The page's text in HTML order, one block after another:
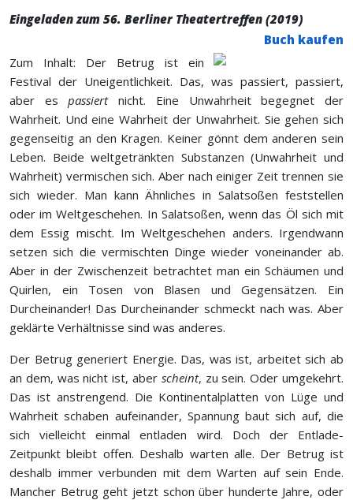
Eingeladen zum 56. Berliner Theatertreffen (2019)
Buch kaufen
Zum Inhalt: Der Betrug
ist ein
Festival der Uneigentlichkeit. Das, was passiert, passiert,
aber espassiertnicht. Eine Unwahrheit begegnet der
Wahrheit. Und eine Wahrheit der Unwahrheit. Sie gehen sich
gegenseitig an den Kragen. Keiner gönnt dem anderen sein
Leben. Beide weltgetränkten Substanzen (Unwahrheit und
Wahrheit) vermischen sich. Aber nach einiger Zeit trennen sie
sich wieder. Man kann Ähnliches in Salatsoßen feststellen
oder im Weltgeschehen. In Salatsoßen, wenn das Öl sich mit
dem Essig mischt. Im Weltgeschehen anders. Irgendwann
setzen sich die vermischten Dinge wieder voneinander ab.
Aber in der Zwischenzeit betrachtet man ein Schäumen und
Quirlen, ein Tosen von Blasen und Gegensätzen. Ein
Durcheinander! Das Durcheinander schmeckt nach was. Aber
geklärte Verhältnisse sind was anderes.
Der Betrug generiert Energie. Das, was ist, arbeitet sich ab
an dem, was nicht ist, aber scheint, zu sein. Oder umgekehrt.
Das ist anstrengend. Die Kontinentalplatten von Lüge und
Wahrheit schaben aufeinander, Spannung baut sich auf, die
sich vielleicht einmal entladen wird. Doch der Entlade-
Zeitpunkt bleibt offen. Deshalb warten alle. Der Betrug ist
deshalb immer verbunden mit dem Warten auf sein Ende.
Mancher Betrug geht jetzt schon über hunderte Jahre, oder